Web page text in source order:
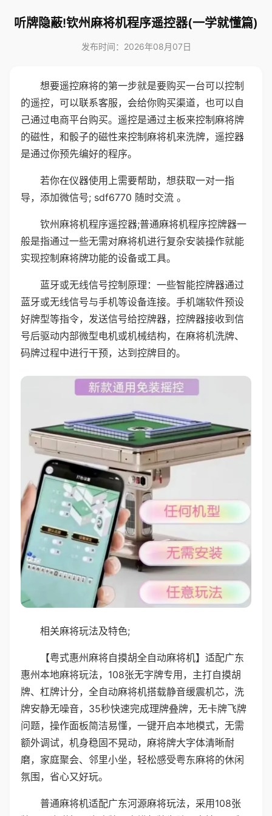
听牌隐蔽!钦州麻将机程序遥控器(一学就懂篇)
发布时间：2026年08月07日
想要遥控麻将的第一步就是要购买一台可以控制
的遥控，可以联系客服，会给你购买渠道，也可以自
己通过电商平台购买。遥控是通过主板来控制麻将牌
的磁性，和骰子的磁性来控制麻将机来洗牌，遥控器
是通过你预先编好的程序。
若你在仪器使用上需要帮助，想获取一对一指
导，添加微信号; sdf6770 随时交流 。
钦州麻将机程序遥控器;普通麻将机程序控牌器一
般是指通过一些无需对麻将机进行复杂安装操作就能
实现控制麻将牌功能的设备或工具。
蓝牙或无线信号控制原理：一些智能控牌器通过
蓝牙或无线信号与手机等设备连接。手机端软件预设
好牌型等指令，发送信号给控牌器，控牌器接收到信
号后驱动内部微型电机或机械结构，在麻将机洗牌、
码牌过程中进行干预，达到控牌目的。
相关麻将玩法及特色;
【粤式惠州麻将自摸胡全自动麻将机】适配广东
惠州本地麻将玩法，108张无字牌专用，主打自摸胡
牌、杠牌计分，全自动麻将机搭载静音缓震机芯，洗
牌安静无噪音，35秒快速完成理牌叠牌，无卡牌飞牌
问题，操作面板简洁易懂，一键开启本地模式，无需
额外调试，机身稳固不晃动，麻将牌大字体清晰耐
磨，家庭聚会、邻里小坐，轻松感受粤东麻将的休闲
氛围，省心又好玩。
普通麻将机适配广东河源麻将玩法，采用108张